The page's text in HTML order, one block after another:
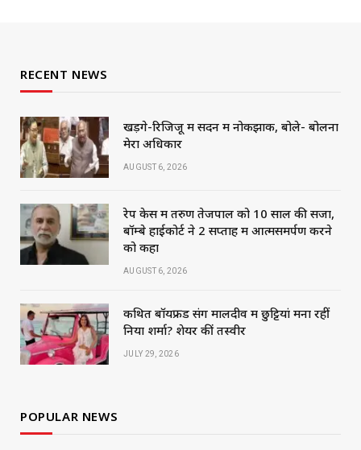
RECENT NEWS
खड़गे-रिजिजू में सदन में नोकझोंक, बोले- बोलना
मेरा अधिकार
AUGUST 6, 2026
रेप केस में तरुण तेजपाल को 10 साल की सजा,
बॉम्बे हाईकोर्ट ने 2 सप्ताह में आत्मसमर्पण करने
को कहा
AUGUST 6, 2026
कथित बॉयफ्रेंड संग मालदीव में छुट्टियां मना रहीं
निया शर्मा? शेयर कीं तस्वीरें
JULY 29, 2026
POPULAR NEWS